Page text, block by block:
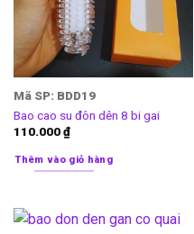
Mã SP: BDD19
Bao cao su đôn dên 8 bi gai
110.000₫
Thêm vào giỏ hàng